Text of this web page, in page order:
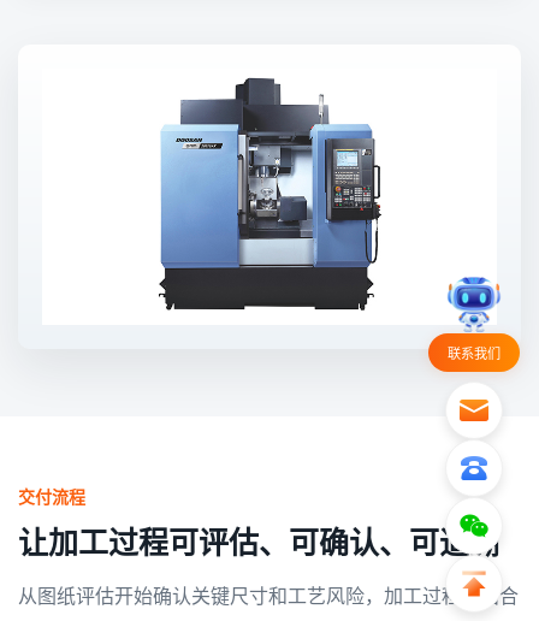
交付流程
让加工过程可评估、可确认、可追溯
从图纸评估开始确认关键尺寸和工艺风险，加工过程中结合
联系我们